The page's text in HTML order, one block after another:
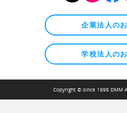
企業法人の
学校法人の
Copyright © since 1998 DMM